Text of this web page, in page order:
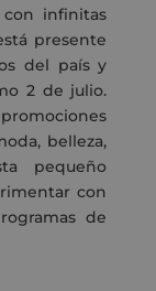
con infinitas
presente
del país y
2 de julio.
belleza,
pequeño
con
de